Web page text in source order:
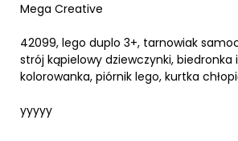
Mega Creative
42099, lego duplo 3+, tarnowiak
strój kąpielowy dziewczynki, biedronka
kolorowanka, piórnik lego, kurtka
yyyyy